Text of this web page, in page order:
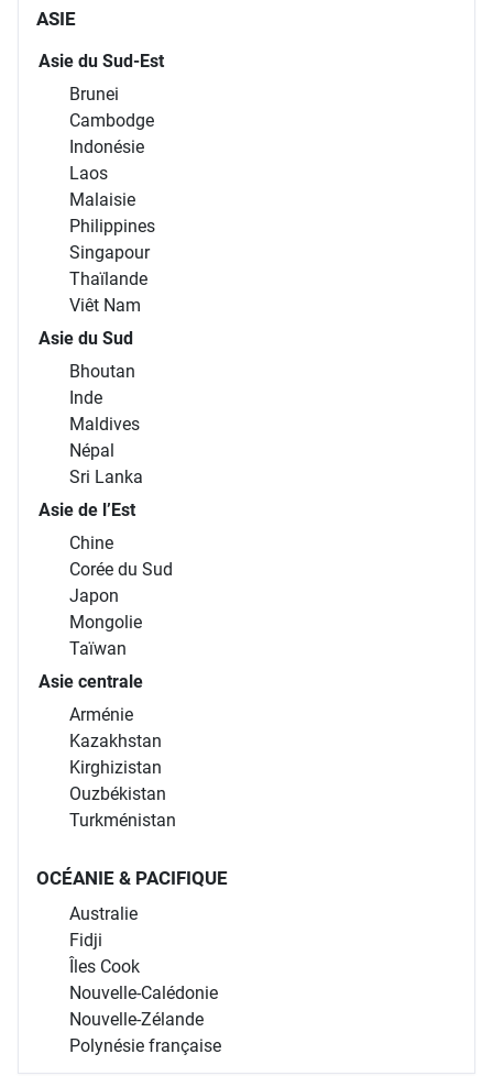
ASIE
Asie du Sud-Est
Brunei
Cambodge
Indonésie
Laos
Malaisie
Philippines
Singapour
Thaïlande
Viêt Nam
Asie du Sud
Bhoutan
Inde
Maldives
Népal
Sri Lanka
Asie de l’Est
Chine
Corée du Sud
Japon
Mongolie
Taïwan
Asie centrale
Arménie
Kazakhstan
Kirghizistan
Ouzbékistan
Turkménistan
OCÉANIE & PACIFIQUE
Australie
Fidji
Îles Cook
Nouvelle-Calédonie
Nouvelle-Zélande
Polynésie française